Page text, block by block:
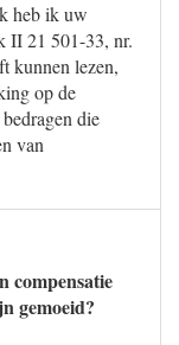
heb ik uw
II 21 501-33, nr.
kunnen lezen,
op de
die
van
compensatie
gemoeid?